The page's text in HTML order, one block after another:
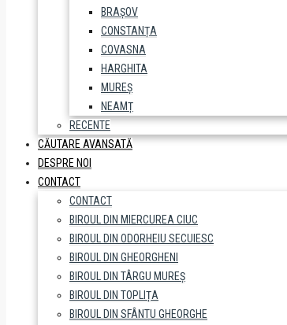
BRAȘOV
CONSTANȚA
COVASNA
HARGHITA
MUREȘ
NEAMȚ
RECENTE
CĂUTARE AVANSATĂ
DESPRE NOI
CONTACT
CONTACT
BIROUL DIN MIERCUREA CIUC
BIROUL DIN ODORHEIU SECUIESC
BIROUL DIN GHEORGHENI
BIROUL DIN TÂRGU MUREȘ
BIROUL DIN TOPLIȚA
BIROUL DIN SFÂNTU GHEORGHE